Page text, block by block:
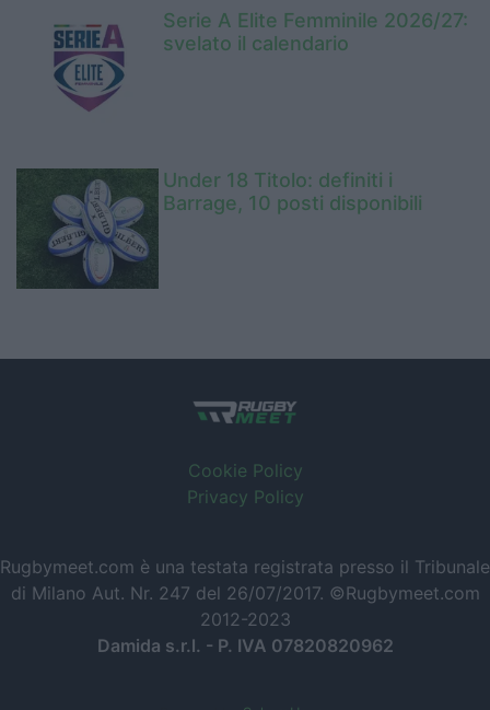
Serie A Elite Femminile 2026/27:
svelato il calendario
Under 18 Titolo: definiti i
Barrage, 10 posti disponibili
Cookie Policy
Privacy Policy
Rugbymeet.com è una testata registrata presso il Tribunale
di Milano Aut. Nr. 247 del 26/07/2017. ©Rugbymeet.com
2012-2023
Damida s.r.l. - P. IVA 07820820962